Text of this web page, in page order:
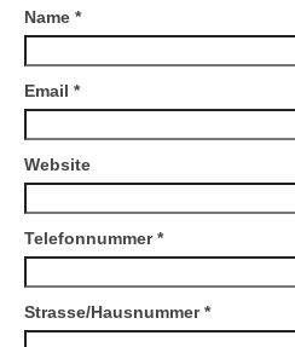
Kontakt | Impressum
Newsletter
Name *
Email *
Website
Telefonnummer*
Strasse/Hausnummer*